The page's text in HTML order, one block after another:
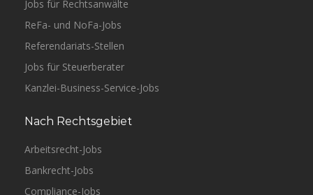
Jobs für Rechtsanwälte
ReFa- und NoFa-Jobs
Referendariats-Stellen
Jobs für Steuerberater
Kanzlei-Business-Service-Jobs
Nach Rechtsgebiet
Arbeitsrecht-Jobs
Bankrecht-Jobs
Compliance-Jobs